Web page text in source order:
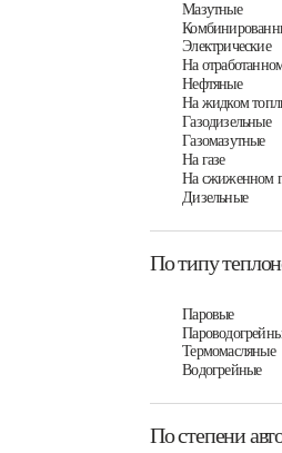
Мазутные
Электрические
На
Нефтяные
На жидком
Газодизельные
Газомазутные
На газе
На сжиженном
Дизельные
По типу
Паровые
Термомасляные
Водогрейные
По степени